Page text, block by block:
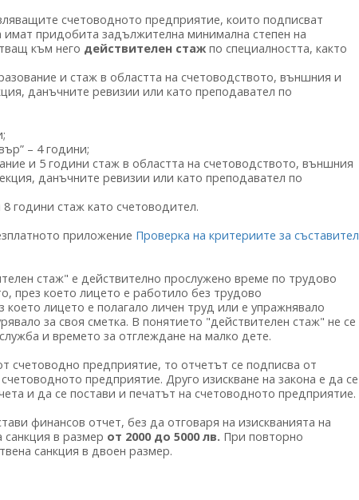
счетоводното предприятие, които подписват
придобита задължителна минимална степен на
към него действителен стаж по специалността, както
и стаж в областта на счетоводството, външния и
данъчните ревизии или като преподавател по
– 4 години;
и 5 години стаж в областта на счетоводството, външния
данъчните ревизии или като преподавател по
години стаж като счетоводител.
приложение Проверка на критериите за съставител
стаж" е действително прослужено време по трудово
през което лицето е работило без трудово
лицето е полагало личен труд или е упражнявало
за своя сметка. В понятието "действителен стаж" не се
и времето за отглеждане на малко дете.
счетоводно предприятие, то отчетът се подписва от
предприятие. Друго изискване на закона е да се
и да се постави и печатът на счетоводното предприятие.
финансов отчет, без да отговаря на изискванията на
санкция в размер от 2000 до 5000 лв. При повторно
санкция в двоен размер.